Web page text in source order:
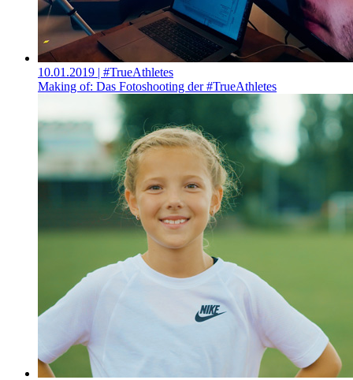
10.01.2019 | #TrueAthletes
Making of: Das Fotoshooting der #TrueAthletes